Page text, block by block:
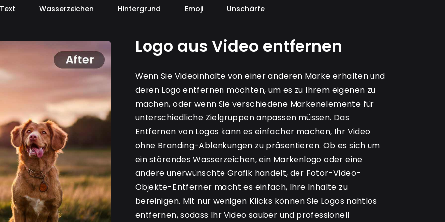
Text Wasserzeichen Hintergrund Emoji Unschärfe
Logo aus Video entfernen
Wenn Sie Videoinhalte von einer anderen Marke erhalten und
deren Logo entfernen möchten, um es zu Ihrem eigenen zu
machen, oder wenn Sie verschiedene Markenelemente für
unterschiedliche Zielgruppen anpassen müssen. Das
Entfernen von Logos kann es einfacher machen, Ihr Video
ohne Branding-Ablenkungen zu präsentieren. Ob es sich um
ein störendes Wasserzeichen, ein Markenlogo oder eine
andere unerwünschte Grafik handelt, der Fotor-Video-
Objekte-Entferner macht es einfach, Ihre Inhalte zu
bereinigen. Mit nur wenigen Klicks können Sie Logos nahtlos
entfernen, sodass Ihr Video sauber und professionell